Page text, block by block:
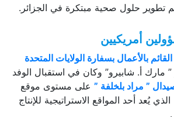
تطوير حلول صحية مبتكرة في الجزائر.
أمريكيين
القائم بالأعمال بسفارة الولايات المتحدة
” مارك أ. شابيرو” وكان في استقبال الوفد
” مراد بلخلفة ” على مستوى موقع
«قسنطينة 1»، الذي يُعد أحد المواقع الاستراتيجية للإنتاج